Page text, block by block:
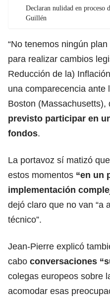
Declaran nulidad en proceso
Guillén
“No tenemos ningún
para realizar cambios
Reducción de la)
una comparecencia ante
Boston (Massachusetts),
previsto participar en
fondos.
La portavoz sí matizó
estos momentos “en un
implementación
dejó claro que no van “a
técnico”.
Jean-Pierre explicó
cabo conversaciones
colegas europeos sobre
acomodar esas